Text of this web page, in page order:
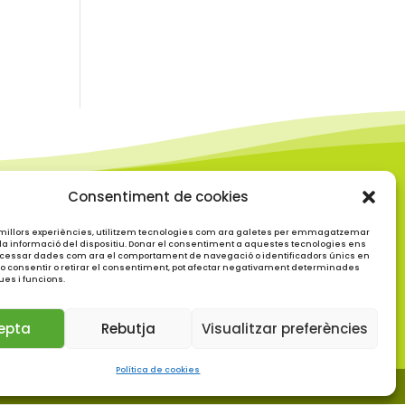
Consentiment de cookies
experiències, utilitzem tecnologies com ara galetes per emmagatzemar
informació del dispositiu. Donar el consentiment a aquestes tecnologies ens
dades com ara el comportament de navegació o identificadors únics en
consentir o retirar el consentiment, pot afectar negativament determinades
i funcions.
Rebutja Visualitzar preferències
Política de cookies
Horari d’atenció al públic:
dl. – dv. d’11 a 14 h
i privacitat